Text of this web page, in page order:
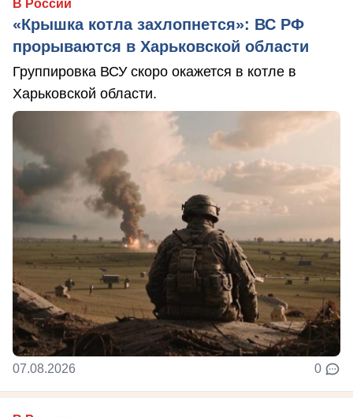
В России
«Крышка котла захлопнется»: ВС РФ
прорываются в Харьковской области
Группировка ВСУ скоро окажется в котле в
Харьковской области.
07.08.2026 0